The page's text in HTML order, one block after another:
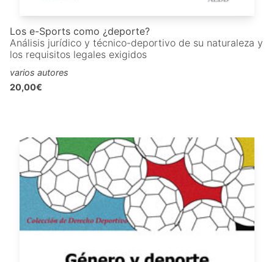
Los e-Sports como ¿deporte?
Análisis jurídico y técnico-deportivo de su naturaleza y
los requisitos legales exigidos
varios autores
20,00€